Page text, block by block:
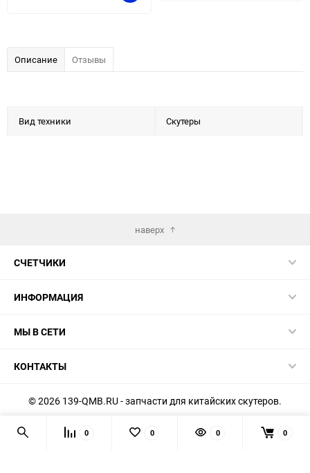
Описание Отзывы
Вид техники Скутеры
наверх
СЧЕТЧИКИ
ИНФОРМАЦИЯ
МЫ В СЕТИ
КОНТАКТЫ
© 2026 139-QMB.RU - запчасти для китайских скутеров.
Мы получаем и обрабатываем персональные данные
посетителей нашего сайта в соответствии с
официальной
0 0 0 0